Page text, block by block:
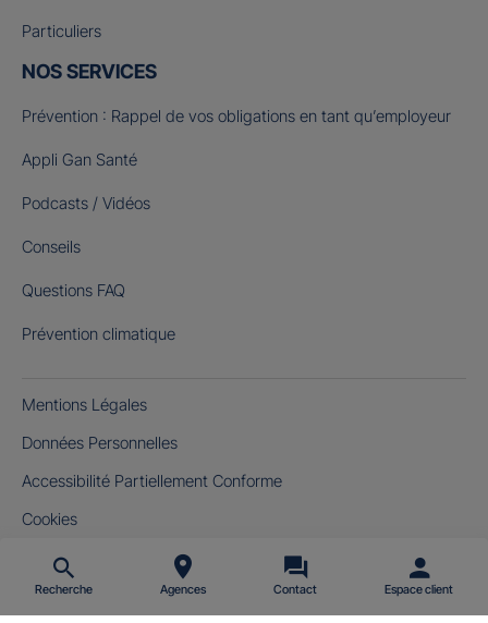
Recherche Agences Contact Espace client
Particuliers
NOS SERVICES
Prévention : Rappel de vos obligations en tant qu’employeur
Appli Gan Santé
Podcasts / Vidéos
Conseils
Questions FAQ
Prévention climatique
Mentions Légales
Données Personnelles
Accessibilité Partiellement Conforme
Cookies
Gérer mes cookies